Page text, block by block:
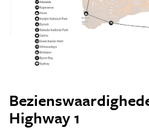
Highway 1